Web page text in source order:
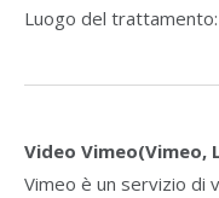
Luogo del trattamento:
Video Vimeo(Vimeo,
Vimeo è un servizio di